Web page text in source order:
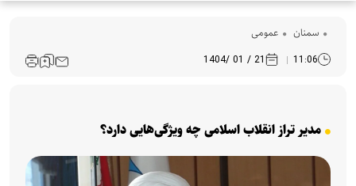
سمنان عمومی
11:06
21 / 01 /1404
مدیر تراز انقلاب اسلامی چه ویژگی‌هایی دارد؟